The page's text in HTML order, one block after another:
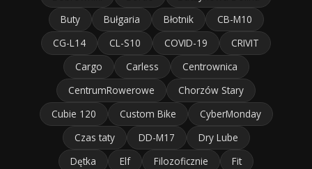
Buty
Bułgaria Błotnik
CB-M10
CG-L14
CL-S10 COVID-19
CRIVIT
Cargo
Carless
Centrownica
CentrumRowerowe
Chorzów Stary
Cubie 120
Custom Bike
CyberMonday
Czas taty
DD-M17
Dry Lube
Dętka
Elf Filozoficznie
Fit